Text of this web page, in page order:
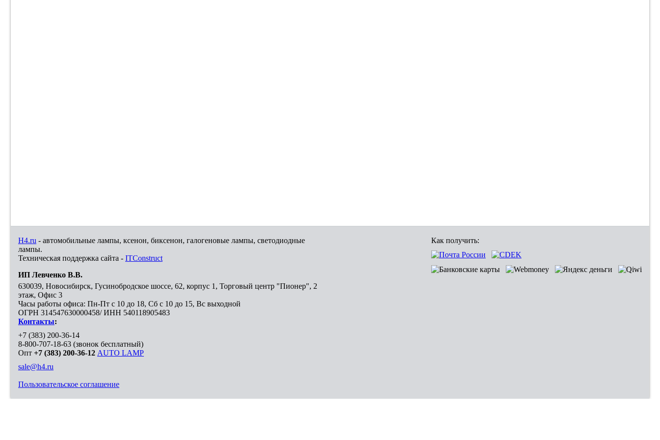
H4.ru - автомобильные лампы, ксенон, биксенон, галогеновые лампы, светодиодные
лампы.
Техническая поддержка сайта - ITConstruct
ИП Левченко В.В.
630039, Новосибирск, Гусинобродское шоссе, 62, корпус 1, Торговый центр "Пионер", 2
этаж, Офис 3
Часы работы офиса: Пн-Пт с 10 до 18, Сб с 10 до 15, Вс выходной
ОГРН 314547630000458/ ИНН 540118905483
Контакты:
+7 (383) 200-36-14
8-800-707-18-63 (звонок бесплатный)
Опт +7 (383) 200-36-12 AUTO LAMP
sale@h4.ru
Пользовательское соглашение
Как получить: